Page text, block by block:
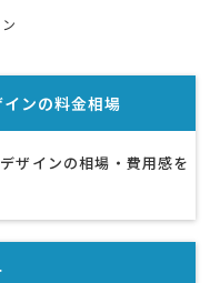
ンの料金相場
ザインの相場・費用感を